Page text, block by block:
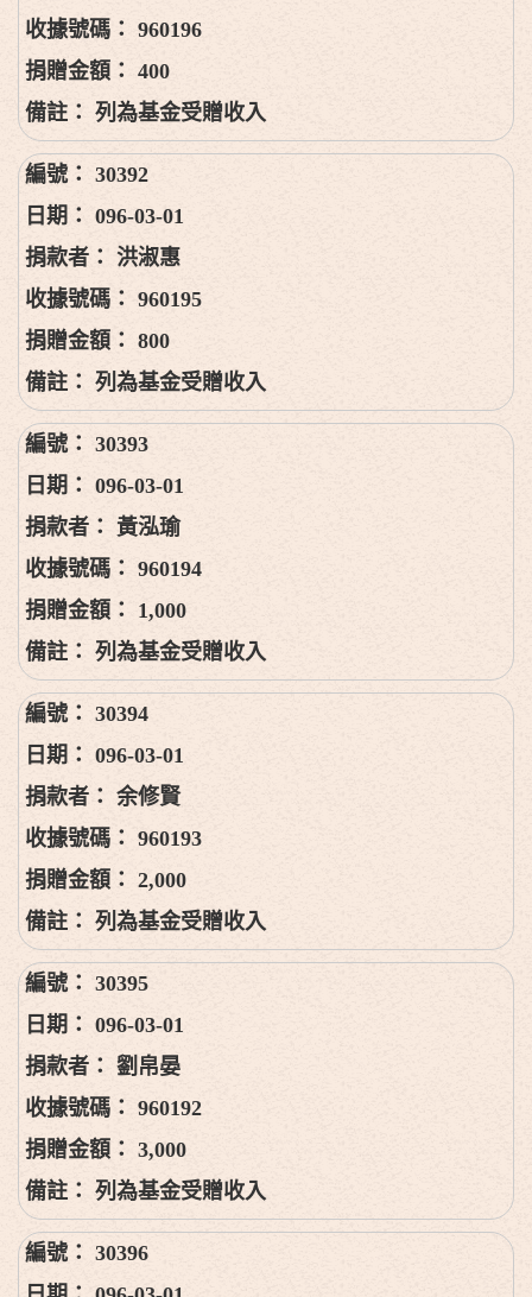
960196
400
列為基金受贈收入
30392
096-03-01
洪淑惠
960195
800
列為基金受贈收入
30393
096-03-01
黃泓瑜
960194
1,000
列為基金受贈收入
30394
096-03-01
余修賢
960193
2,000
列為基金受贈收入
30395
096-03-01
劉帛晏
960192
3,000
列為基金受贈收入
30396